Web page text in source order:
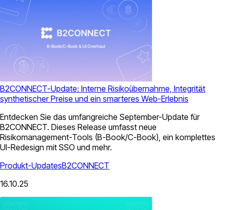
B2CONNECT-Update: Interne Risikoübernahme, Integrität
synthetischer Preise und ein smarteres Web-Erlebnis
Entdecken Sie das umfangreiche September-Update für
B2CONNECT. Dieses Release umfasst neue
Risikomanagement-Tools (B-Book/C-Book), ein komplettes
UI-Redesign mit SSO und mehr.
Produkt-UpdatesB2CONNECT
16.10.25